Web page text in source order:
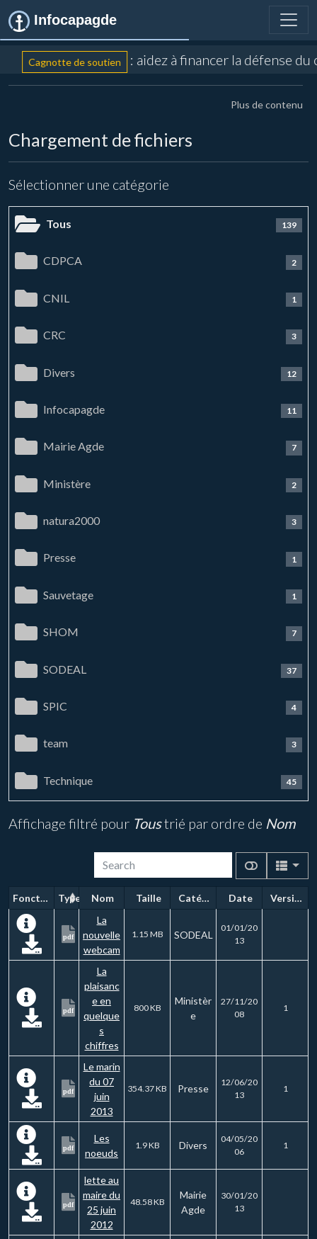
Infocapagde
Cagnotte de soutien : aidez à financer la défense du
Plus de contenu
Chargement de fichiers
Sélectionner une catégorie
Tous 139
CDPCA 2
CNIL 1
CRC 3
Divers 12
Infocapagde 11
Mairie Agde 7
Ministère 2
natura2000 3
Presse 1
Sauvetage 1
SHOM 7
SODEAL 37
SPIC 4
team 3
Technique 45
Affichage filtré pour Toustrié par ordre de Nom
Fonctions Type Nom Taille Catégorie Date Version
pdf
La
nouvelle
webcam
1.15 MB SODEAL
01/01/20
13
pdf
La
plaisanc
e en
quelque
s
chiffres
800 KB
Ministèr
e
27/11/20
08
1
pdf
Le marin
du 07
juin
2013
354.37 KB Presse
12/06/20
13
1
pdf
Les
noeuds
1.9 KB Divers
04/05/20
06
1
pdf
lette au
maire du
25 juin
2012
48.58 KB
Mairie
Agde
30/01/20
13